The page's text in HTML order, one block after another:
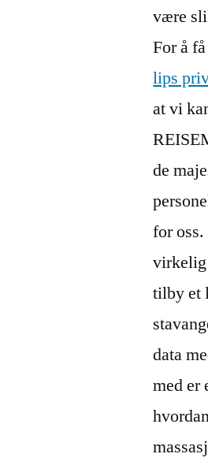
være
For å
lips
at vi
de
for
virkelig
tilby et
data
med er